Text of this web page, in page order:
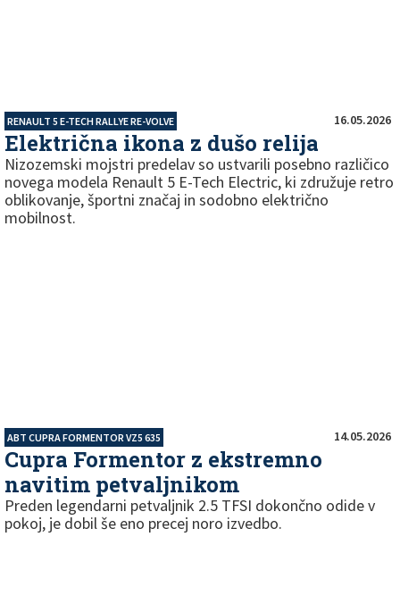
RENAULT 5 E-TECH RALLYE RE-VOLVE 16.05.2026
Električna ikona z dušo relija
Nizozemski mojstri predelav so ustvarili posebno različico
novega modela Renault 5 E-Tech Electric, ki združuje retro
oblikovanje, športni značaj in sodobno električno
mobilnost.
ABT CUPRA FORMENTOR VZ5 635 14.05.2026
Cupra Formentor z ekstremno
navitim petvaljnikom
Preden legendarni petvaljnik 2.5 TFSI dokončno odide v
pokoj, je dobil še eno precej noro izvedbo.